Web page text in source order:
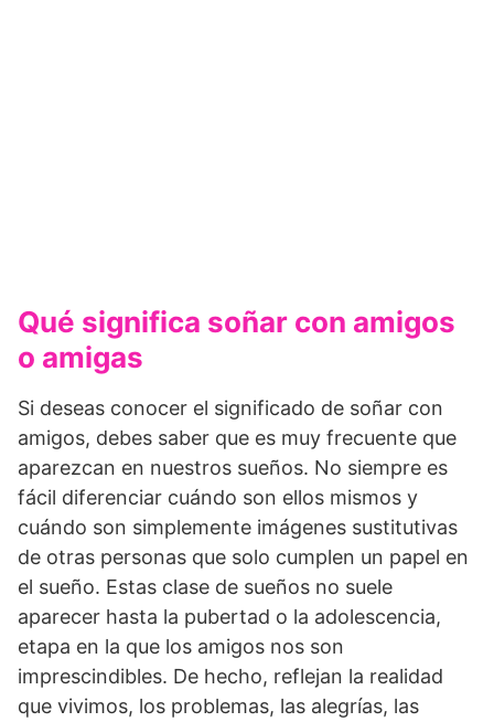
Qué significa soñar con amigos
o amigas
Si deseas conocer el significado de soñar con
amigos, debes saber que es muy frecuente que
aparezcan en nuestros sueños. No siempre es
fácil diferenciar cuándo son ellos mismos y
cuándo son simplemente imágenes sustitutivas
de otras personas que solo cumplen un papel en
el sueño. Estas clase de sueños no suele
aparecer hasta la pubertad o la adolescencia,
etapa en la que los amigos nos son
imprescindibles. De hecho, reflejan la realidad
que vivimos, los problemas, las alegrías, las